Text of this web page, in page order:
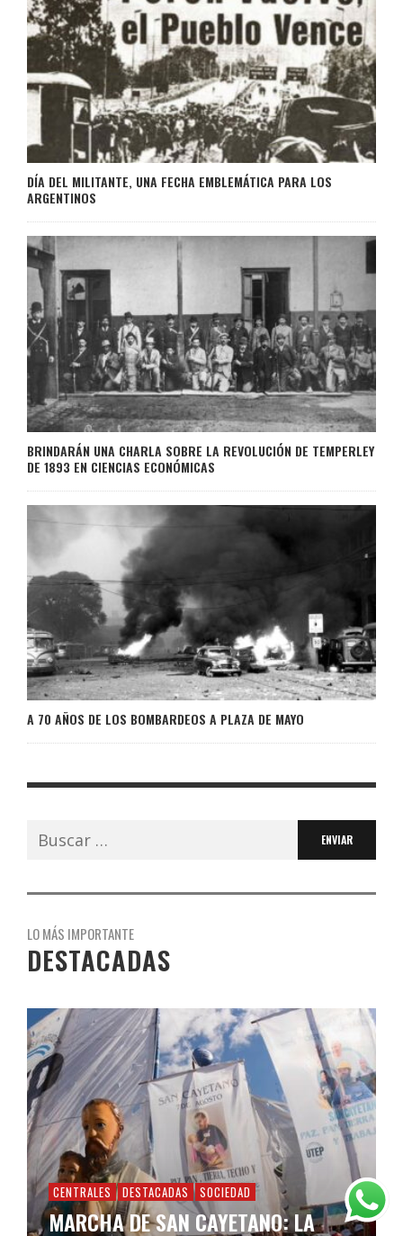
DÍA DEL MILITANTE, UNA FECHA EMBLEMÁTICA PARA LOS
ARGENTINOS
BRINDARÁN UNA CHARLA SOBRE LA REVOLUCIÓN DE TEMPERLEY
DE 1893 EN CIENCIAS ECONÓMICAS
A 70 AÑOS DE LOS BOMBARDEOS A PLAZA DE MAYO
Buscar:
LO MÁS IMPORTANTE
DESTACADAS
CENTRALES DESTACADAS SOCIEDAD
MARCHA DE SAN CAYETANO: LA